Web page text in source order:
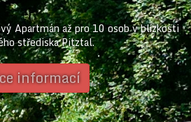
Apartmán až pro 10 osob v blízkosti
střediska Pitztal.
informací